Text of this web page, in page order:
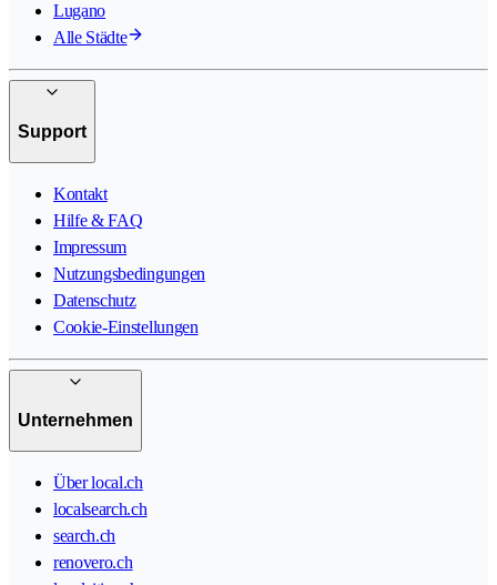
Lugano
Alle Städte
Support
Kontakt
Hilfe & FAQ
Impressum
Nutzungsbedingungen
Datenschutz
Cookie-Einstellungen
Unternehmen
Über local.ch
localsearch.ch
search.ch
renovero.ch